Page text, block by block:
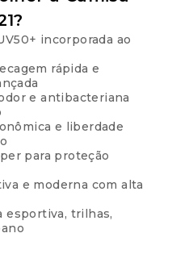
incorporada ao
rápida e
e antibacteriana
e liberdade
para proteção
e moderna com alta
esportiva, trilhas,